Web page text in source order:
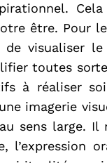
être. Pour
de visualiser
toutes
à réaliser
imagerie
sens large. Il
l’expression